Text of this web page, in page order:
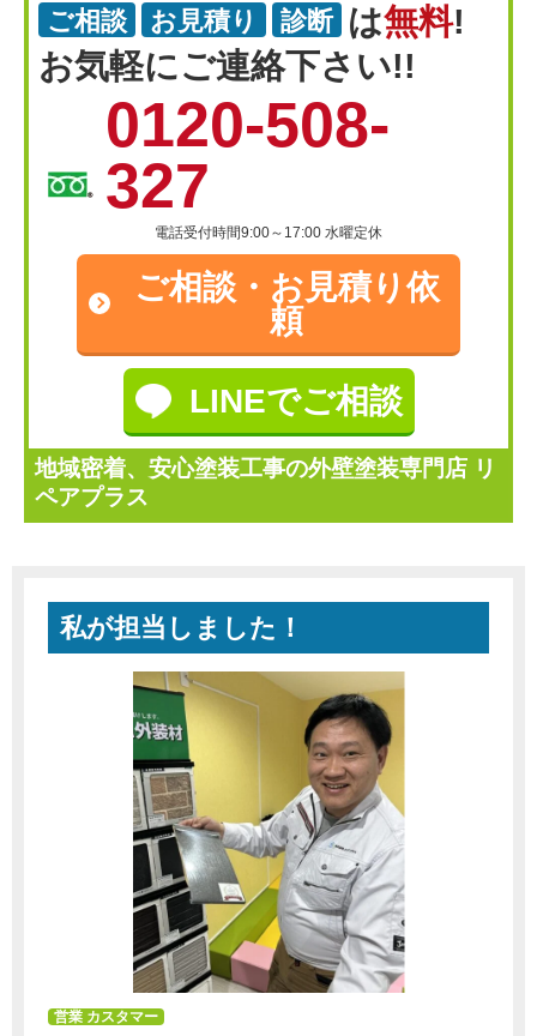
ご相談 お見積り 診断 は無料!
お気軽にご連絡下さい!!
0120-508-
327
電話受付時間9:00～17:00 水曜定休
ご相談・ お見積り依
頼
LINEでご相談
地域密着、安心塗装工事の外壁塗装専門店 リ
ペアプラス
私が担当しました！
営業 カスタマー